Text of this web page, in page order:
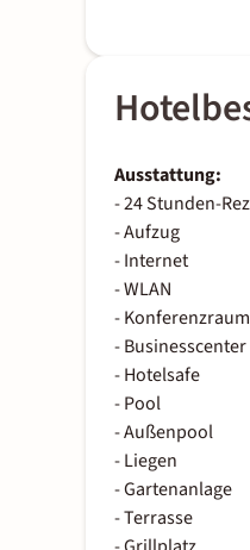
Ausstattung:
- 24 Stunden-
- Aufzug
- Internet
- WLAN
- Konferenzraum
- Businesscenter
- Hotelsafe
- Pool
- Außenpool
- Liegen
- Gartenanlage
- Terrasse